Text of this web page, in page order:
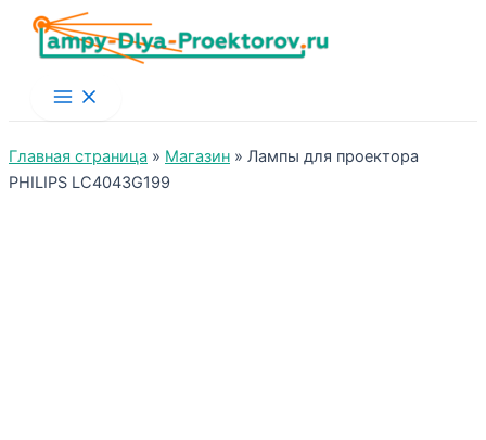
Main
Menu
Главная страница » Магазин » Лампы для проектора
PHILIPS LC4043G199